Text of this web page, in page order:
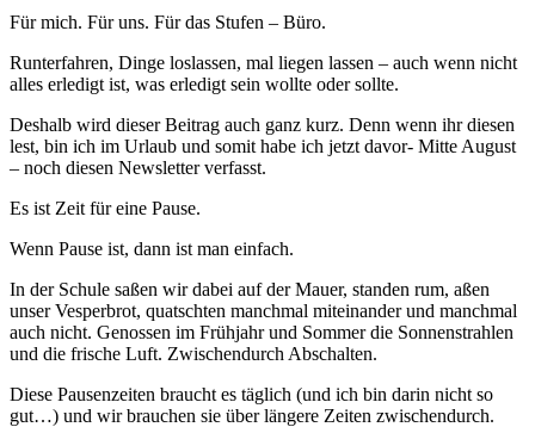
Für mich. Für uns. Für das Stufen – Büro.
Runterfahren, Dinge loslassen, mal liegen lassen – auch wenn nicht
alles erledigt ist, was erledigt sein wollte oder sollte.
Deshalb wird dieser Beitrag auch ganz kurz. Denn wenn ihr diesen
lest, bin ich im Urlaub und somit habe ich jetzt davor- Mitte August
– noch diesen Newsletter verfasst.
Es ist Zeit für eine Pause.
Wenn Pause ist, dann ist man einfach.
In der Schule saßen wir dabei auf der Mauer, standen rum, aßen
unser Vesperbrot, quatschten manchmal miteinander und manchmal
auch nicht. Genossen im Frühjahr und Sommer die Sonnenstrahlen
und die frische Luft. Zwischendurch Abschalten.
Diese Pausenzeiten braucht es täglich (und ich bin darin nicht so
gut…) und wir brauchen sie über längere Zeiten zwischendurch.